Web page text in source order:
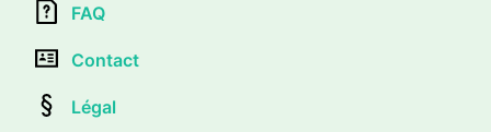
FAQ
Contact
Légal